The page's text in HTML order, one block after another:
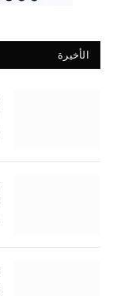
الأخيرة